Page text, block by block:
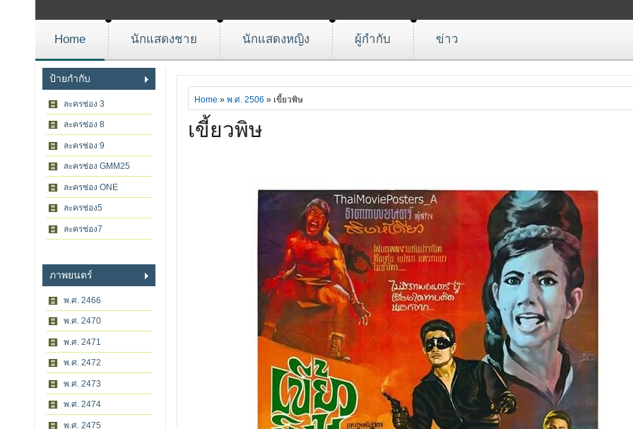
Home นักแสดงชาย นักแสดงหญิง ผู้กำกับ ข่าว
ป้ายกำกับ
ละครช่อง 3
ละครช่อง 8
ละครช่อง 9
ละครช่อง GMM25
ละครช่อง ONE
ละครช่อง5
ละครช่อง7
ภาพยนตร์
พ.ศ. 2466
พ.ศ. 2470
พ.ศ. 2471
พ.ศ. 2472
พ.ศ. 2473
พ.ศ. 2474
พ.ศ. 2475
Home » พ.ศ. 2506 » เขี้ยวพิษ
เขี้ยวพิษ